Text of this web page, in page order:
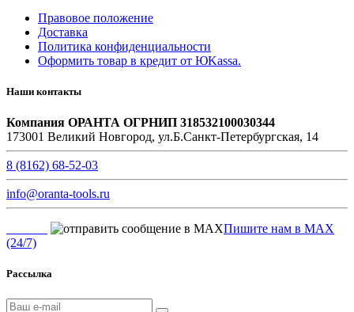
Правовое положение
Доставка
Политика конфиденциальности
Оформить товар в кредит от ЮKassa.
Наши контакты
Компания ОРАНТА ОГРНИП 318532100030344
173001 Великий Новгород, ул.Б.Санкт-Петербургская, 14
8 (8162) 68-52-03
info@oranta-tools.ru
Пишите нам в MAX
(24/7)
Рассылка